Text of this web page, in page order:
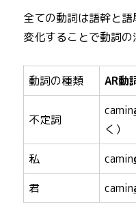
全ての動詞は語幹と
変化することで動詞の
動詞の種類 AR動
不定詞
camin
く）
私
camin
君
camin